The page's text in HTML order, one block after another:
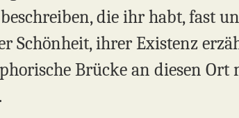
die ihr habt, fast
Schönheit, ihrer Existenz
Brücke an diesen Ort